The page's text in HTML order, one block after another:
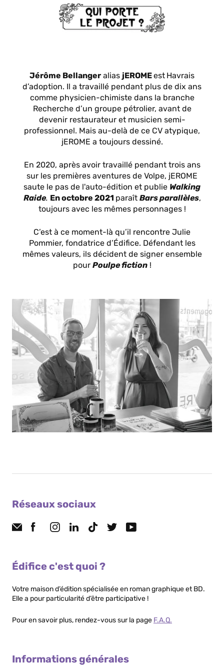
Jérôme Bellanger alias jEROMEest Havrais
d’adoption. Il a travaillé pendant plus de dix ans
comme physicien-chimiste dans la branche
Recherche d’un groupe pétrolier, avant de
devenir restaurateur et musicien semi-
professionnel. Mais au-delà de ce CV atypique,
jEROME a toujours dessiné.
En 2020, après avoir travaillé pendant trois ans
sur les premières aventures de Volpe, jEROME
saute le pas de l'auto-édition et publie Walking
Raide. En octobre 2021 paraît Bars parallèles,
toujours avec les mêmes personnages !
C’est à ce moment-là qu’il rencontre Julie
Pommier, fondatrice d’Édifice. Défendant les
mêmes valeurs, ils décident de signer ensemble
pour Poulpe fiction!
Réseaux sociaux
Édifice c'est quoi ?
Votre maison d’édition spécialisée en roman graphique et BD.
Elle a pour particularité d’être participative !
Pour en savoir plus, rendez-vous sur la page F.A.Q.
Informations générales